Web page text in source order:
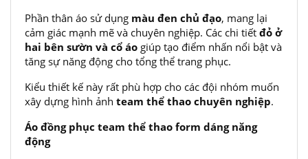
Phần thân áo sử dụng màu đen chủ đạo, mang lại
cảm giác mạnh mẽ và chuyên nghiệp. Các chi tiết đỏ ở
hai bên sườn và cổ áo giúp tạo điểm nhấn nổi bật và
tăng sự năng động cho tổng thể trang phục.
Kiểu thiết kế này rất phù hợp cho các đội nhóm muốn
xây dựng hình ảnh team thể thao chuyên nghiệp.
Áo đồng phục team thể thao form dáng năng
động